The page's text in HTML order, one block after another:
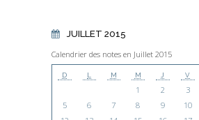
JUILLET 2015
Calendrier des notes en Juillet 2015
D L M M J V
1 2 3
5
6 7 8 9 10